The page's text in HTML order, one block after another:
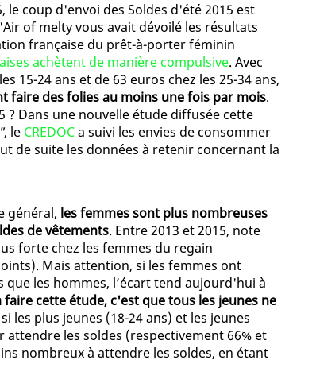
le coup d'envoi des Soldes d'été 2015 est
of melty vous avait dévoilé les résultats
française du prêt-à-porter féminin
achètent de manière compulsive. Avec
15-24 ans et de 63 euros chez les 25-34 ans,
faire des folies au moins une fois par mois.
? Dans une nouvelle étude diffusée cette
, le CREDOCa suivi les envies de consommer
de suite les données à retenir concernant la
général, les femmes sont plus nombreuses
de vêtements. Entre 2013 et 2015, note
forte chez les femmes du regain
Mais attention, si les femmes ont
les hommes, l’écart tend aujourd'hui à
cette étude, c'est que tous les jeunes ne
les plus jeunes (18-24 ans) et les jeunes
les soldes (respectivement 66% et
nombreux à attendre les soldes, en étant